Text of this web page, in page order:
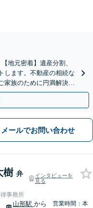
地元密着】遺産分割、
します。不動産の相続な
家族のために円満解決を
メールでお問い合わせ
樹 弁
インタビューを
見る
事務所
山形駅 から
営業時間：本